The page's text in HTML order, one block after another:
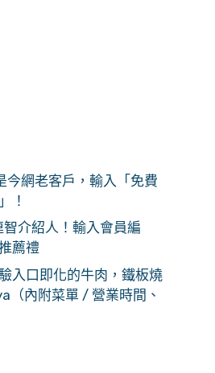
今網老客戶，輸入「免費
！
介紹人！輸入會員編
薦禮
入口即化的牛肉，鐵板燒
（內附菜單 / 營業時間、